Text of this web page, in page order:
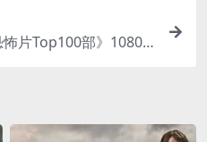
片Top100部》1080P